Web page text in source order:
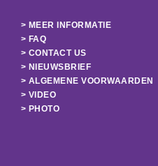
> MEER INFORMATIE
> FAQ
> CONTACT US
> NIEUWSBRIEF
> ALGEMENE VOORWAARDEN
> VIDEO
> PHOTO